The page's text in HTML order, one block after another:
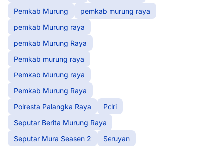
Pemkab Murung
pemkab murung raya
pemkab Murung raya
pemkab Murung Raya
Pemkab murung raya
Pemkab Murung raya
Pemkab Murung Raya
Polresta Palangka Raya
Polri
Seputar Berita Murung Raya
Seputar Mura Seasen 2
Seruyan